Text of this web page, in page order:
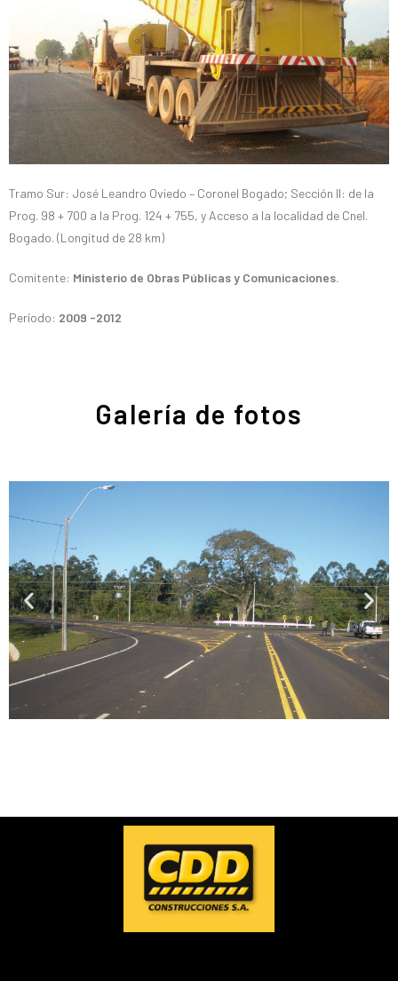
Tramo Sur: José Leandro Oviedo – Coronel Bogado; Sección II: de la
Prog. 98 + 700 a la Prog. 124 + 755, y Acceso a la localidad de Cnel.
Bogado. (Longitud de 28 km)
Comitente: Ministerio de Obras Públicas y Comunicaciones.
Período: 2009 -2012
Galería de fotos